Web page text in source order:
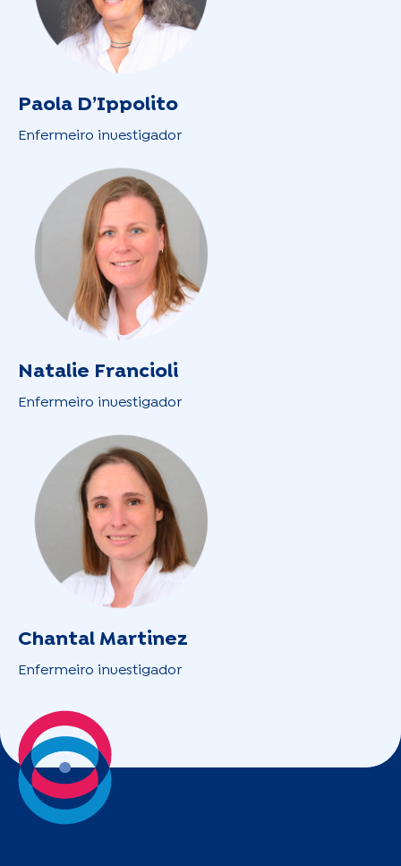
Paola D’Ippolito
Enfermeiro investigador
Natalie Francioli
Enfermeiro investigador
Chantal Martinez
Enfermeiro investigador